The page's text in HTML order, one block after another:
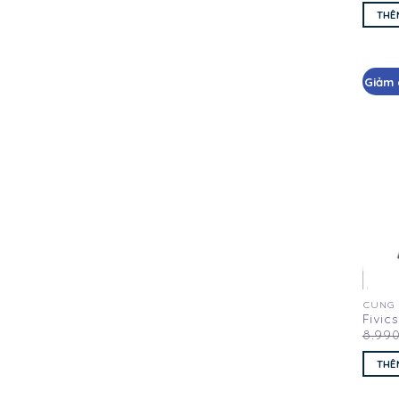
Giảm
CUNG
Fivics